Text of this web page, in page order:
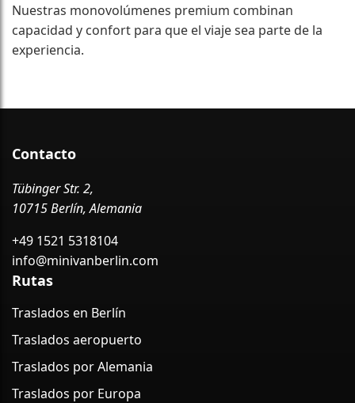
Nuestras monovolúmenes premium combinan
capacidad y confort para que el viaje sea parte de la
experiencia.
Contacto
Tübinger Str. 2,
10715 Berlín, Alemania
+49 1521 5318104
info@minivanberlin.com
Rutas
Traslados en Berlín
Traslados aeropuerto
Traslados por Alemania
Traslados por Europa